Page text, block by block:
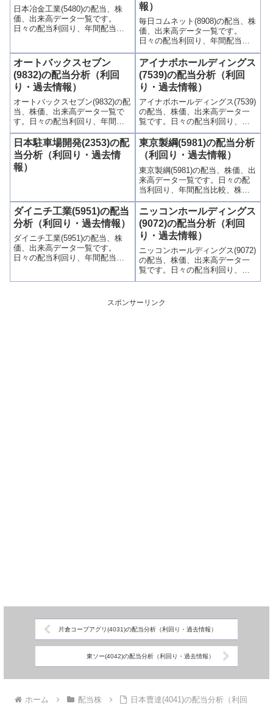
日本冶金工業(5480)の配当、株
価、出来高データ一覧です。
日々の配当利回り、年間配当比
ど、表とグラフでわかりやすく
掲載、配当利回りランキングも
参考に！
報）
毎日コムネット(8908)の配当、株
価、出来高データ一覧です。
日々の配当利回り、年間配当比
較、株価や出来高との関連、高
額配当目的の買い時チャンスな
ど、表とグラフでわかりやすく
掲載、配当利回りランキングも
参考に！
オートバックスセブン
(9832)の配当分析（利回
り・過去情報）
オートバックスセブン(9832)の配
当、株価、出来高データ一覧で
す。日々の配当利回り、年間配
当比較、株価や出来高との関
連、高額配当目的の買い時チャ
ンスなど、表とグラフでわかり
やすく掲載、配当利回りランキ
ングも参考に！
アイナボホールディングス
(7539)の配当分析（利回
り・過去情報）
アイナボホールディングス(7539)
の配当、株価、出来高データ一
覧です。日々の配当利回り、年
間配当比較、株価や出来高との
関連、高額配当目的の買い時チ
ャンスなど、表とグラフでわか
りやすく掲載、配当利回りラン
キングも参考に！
日本駐車場開発(2353)の配
当分析（利回り・過去情
報）
東京製綱(5981)の配当分析
（利回り・過去情報）
東京製綱(5981)の配当、株価、出
来高データ一覧です。日々の配
当利回り、年間配当比較、株価
や出来高との関連、高額配当目
的の買い時チャンスなど、表と
グラフでわかりやすく掲載、配
当利回りランキングも参考に！
ダイニチ工業(5951)の配当
分析（利回り・過去情報）
ダイニチ工業(5951)の配当、株
価、出来高データ一覧です。
日々の配当利回り、年間配当比
掲載、配当利回りランキングも
ニッコンホールディングス
(9072)の配当分析（利回
り・過去情報）
ニッコンホールディングス(9072)
の配当、株価、出来高データ一
覧です。日々の配当利回り、年
間配当比較、株価や出来高との
ャンスなど、表とグラフでわか
りやすく掲載、配当利回りラン
スポンサーリンク
片倉コープアグリ(4031)の配当分析（利回り・過去情報）
東ソー(4042)の配当分析（利回り・過去情報）
ホーム 配当株 日本曹達(4041)の配当分析（利回